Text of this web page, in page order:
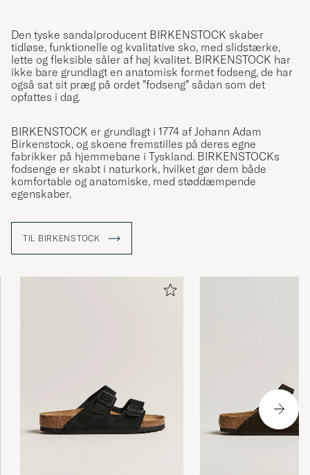
Den tyske sandalproducent BIRKENSTOCK skaber
tidløse, funktionelle og kvalitative sko, med slidstærke,
lette og fleksible såler af høj kvalitet. BIRKENSTOCK har
ikke bare grundlagt en anatomisk formet fodseng, de har
også sat sit præg på ordet ”fodseng” sådan som det
opfattes i dag.
BIRKENSTOCK er grundlagt i 1774 af Johann Adam
Birkenstock, og skoene fremstilles på deres egne
fabrikker på hjemmebane i Tyskland. BIRKENSTOCKs
fodsenge er skabt i naturkork, hvilket gør dem både
komfortable og anatomiske, med støddæmpende
egenskaber.
TIL BIRKENSTOCK